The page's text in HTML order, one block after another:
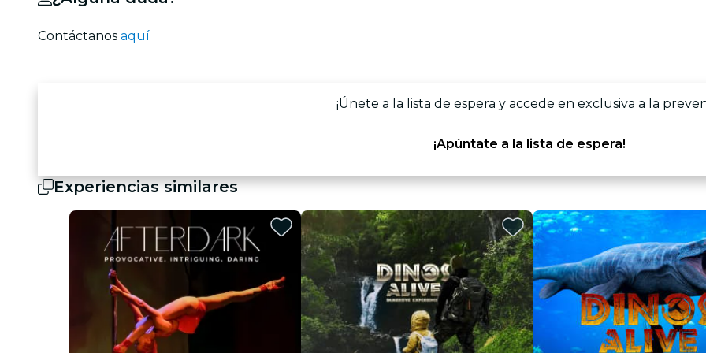
Contáctanos aquí
¡Únete a la lista de espera y accede en exclusiva a la
¡Apúntate a la lista de espera!
Experiencias similares